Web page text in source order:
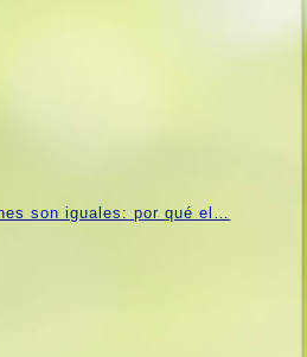
son iguales: por qué el…